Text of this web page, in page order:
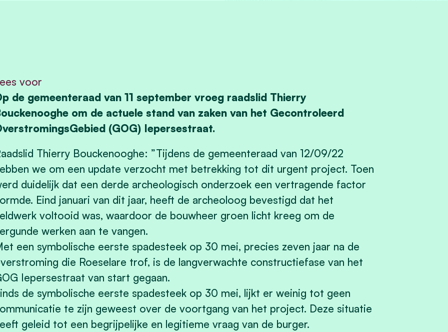
voor
de gemeenteraad van 11 september vroeg raadslid Thierry
om de actuele stand van zaken van het Gecontroleerd
(GOG) Iepersestraat.
Thierry Bouckenooghe: ”Tijdens de gemeenteraad van 12/09/22
we om een update verzocht met betrekking tot dit urgent project. Toen
duidelijk dat een derde archeologisch onderzoek een vertragende factor
Eind januari van dit jaar, heeft de archeoloog bevestigd dat het
voltooid was, waardoor de bouwheer groen licht kreeg om de
werken aan te vangen.
een symbolische eerste spadesteek op 30 mei, precies zeven jaar na de
die Roeselare trof, is de langverwachte constructiefase van het
Iepersestraat van start gegaan.
de symbolische eerste spadesteek op 30 mei, lijkt er weinig tot geen
te zijn geweest over de voortgang van het project. Deze situatie
geleid tot een begrijpelijke en legitieme vraag van de burger.